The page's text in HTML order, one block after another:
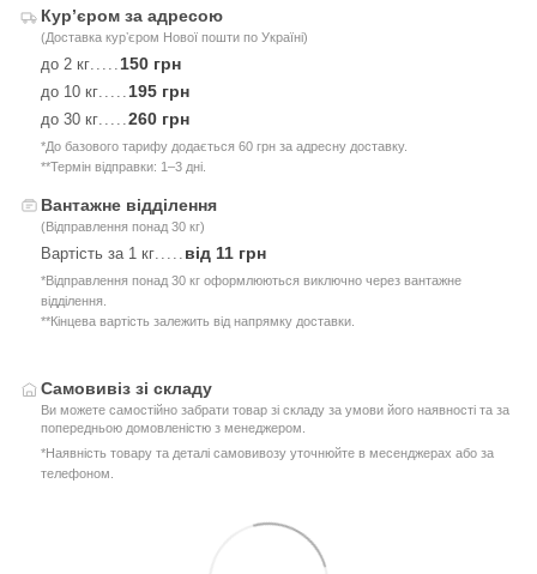
Курʼєром за адресою
(Доставка курʼєром Нової пошти по Україні)
до 2 кг..... 150 грн
до 10 кг..... 195 грн
до 30 кг.....260 грн
*До базового тарифу додається 60 грн за адресну доставку.
**Термін відправки: 1–3 дні.
Вантажне відділення
(Відправлення понад 30 кг)
Вартість за 1 кг..... від 11 грн
*Відправлення понад 30 кг оформлюються виключно через вантажне
відділення.
**Кінцева вартість залежить від напрямку доставки.
Самовивіз зі складу
Ви можете самостійно забрати товар зі складу за умови його наявності та за
попередньою домовленістю з менеджером.
*Наявність товару та деталі самовивозу уточнюйте в месенджерах або за
телефоном.